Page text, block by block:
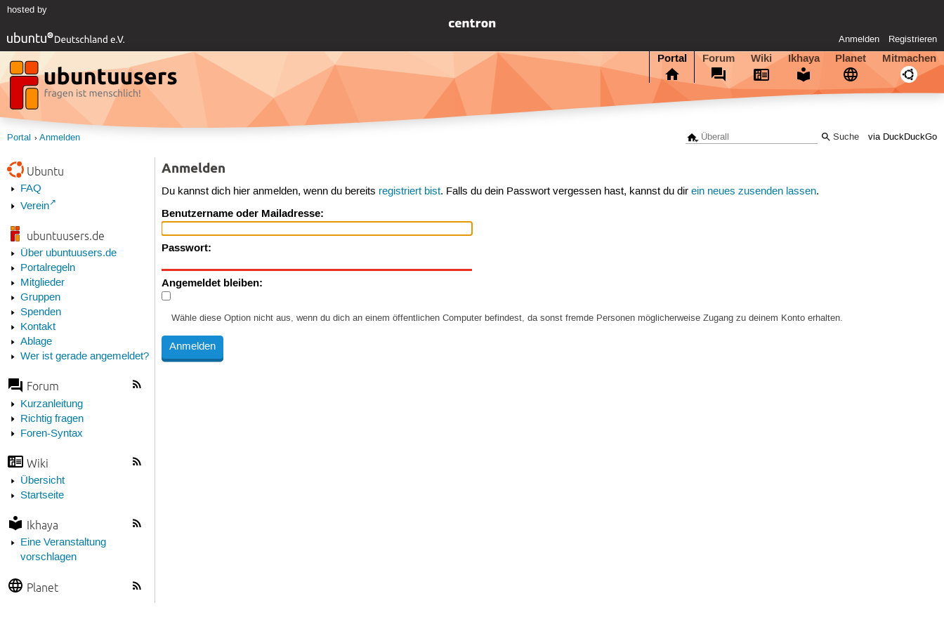
hosted by
Anmelden Registrieren
Portal Forum Wiki Ikhaya Planet Mitmachen
via DuckDuckGo
Portal Anmelden
Ubuntu
FAQ
Verein
ubuntuusers.de
Über ubuntuusers.de
Portalregeln
Mitglieder
Gruppen
Spenden
Kontakt
Ablage
Wer ist gerade angemeldet?
Forum
Kurzanleitung
Richtig fragen
Foren-Syntax
Wiki
Übersicht
Startseite
Ikhaya
Eine Veranstaltung
vorschlagen
Planet
Anmelden
Du kannst dich hier anmelden, wenn du bereits registriert bist. Falls du dein Passwort vergessen hast, kannst du direin neues zusenden lassen.
Benutzername oder Mailadresse:
Passwort:
Angemeldet bleiben:
Wähle diese Option nicht aus, wenn du dich an einem öffentlichen Computer befindest, da sonst fremde Personen möglicherweise Zugang zu deinem Konto erhalten.